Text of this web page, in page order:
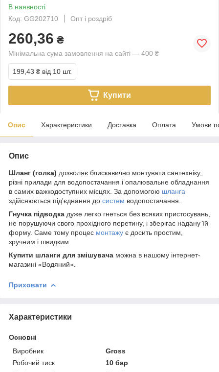
В наявності
Код: GG202710
Опт і роздріб
260,36 ₴
Мінімальна сума замовлення на сайті — 400 ₴
199,43 ₴ від 10 шт.
Купити
Опис Характеристики Доставка Оплата Умови
Опис
Шланг (голка) дозволяє блискавично монтувати сантехніку,
різні прилади для водопостачання і опалювальне обладнання
в самих важкодоступних місцях. За допомогою шланга
здійснюється під'єднання до систем водопостачання.
Гнучка підводка дуже легко гнеться без всяких пристосувань,
не порушуючи свого прохідного перетину, і зберігає надану їй
форму. Саме тому процес монтажу є досить простим,
зручним і швидким.
Купити шланги для змішувача можна в нашому інтернет-
магазині «Водяний».
Приховати
Характеристики
Основні
Виробник
Gross
Робочий тиск
10 бар